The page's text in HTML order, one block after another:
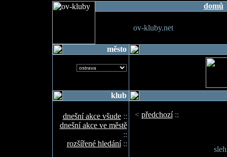
domů
ov-kluby.net
město
klub
dnešní akce všude::
dnešní akce ve městě
::
rozšířené hledání::
< předchozí::